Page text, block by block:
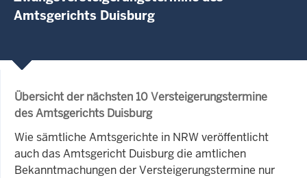
Amtsgerichts Duisburg
Übersicht der nächsten 10 Versteigerungstermine
des Amtsgerichts Duisburg
Wie sämtliche Amtsgerichte in NRW veröffentlicht
auch das Amtsgericht Duisburg die amtlichen
Bekanntmachungen der Versteigerungstermine nur